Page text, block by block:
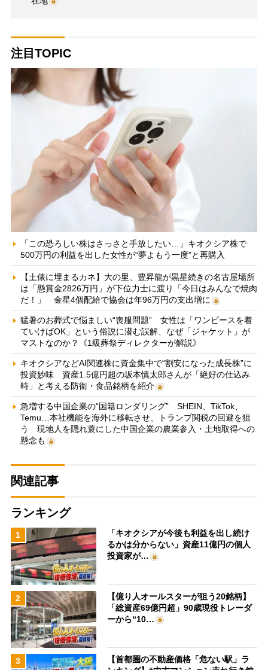
注目TOPIC
「この恐ろしい株はさっさと手放したい…」キオクシア株で
500万円の利益を出した女性が“夢よもう一度”と再購入
【土俵に埋まるカネ】大の里、豊昇龍が黒星続きの名古屋場所
は「懸賞金2826万円」が下位力士に渡り「今日はみんなで焼肉
だ！」 金星4個配給で協会は年96万円の支出増に
猛暑のお葬式で悩ましい“喪服問題” 女性は「ワンピースを着
ていけばOK」という俗説に潜む誤解、なぜ「ジャケット」が
マストなのか？《1級葬祭ディレクターが解説》
キオクシアなどAI関連株に資金集中で“割安になった成長株”に
投資妙味 資産1.5億円超の坂本慎太郎さんが「絶好の仕込み
時」と考える防衛・食品銘柄を紹介
急増する中国企業の“国籍ロンダリング” SHEIN、TikTok、
Temu…本社機能を海外に移転させ、トランプ関税の回避を狙
う 現地人を隠れ蓑にした中国企業の農業参入・土地取得への
懸念も
関連記事
ランキング
1
「キオクシアが今後も利益を出し続け
るかは分からない」資産11億円の個人
投資家が…
2
【億り人オールスターが狙う20銘柄】
「総資産69億円超」90歳現役トレーダ
ーから“10…
3
【首都圏の不動産価格「危ない駅」ラ